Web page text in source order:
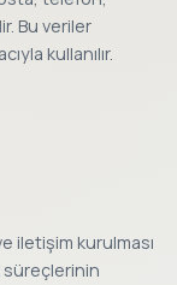
Bu veriler
kullanılır.
iletişim kurulması
süreçlerinin